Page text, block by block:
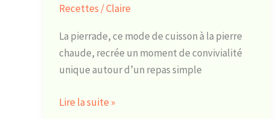
Recettes /Claire
La pierrade, ce mode de cuisson à la pierre
chaude, recrée un moment de convivialité
unique autour d’un repas simple
Lire la suite »